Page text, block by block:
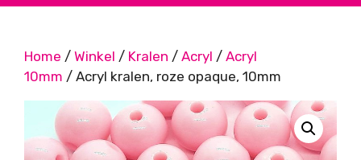
Home / Winkel / Kralen / Acryl / Acryl
10mm / Acryl kralen, roze opaque, 10mm